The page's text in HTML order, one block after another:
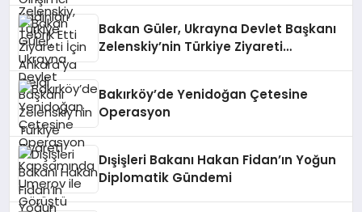
Bakan Güler, Ukrayna Devlet Başkanı
Zelenskiy’nin Türkiye Ziyareti
Bakırköy’de Yenidoğan Çetesine
Operasyon
Dışişleri Bakanı Hakan Fidan’ın Yoğun
Diplomatik Gündemi